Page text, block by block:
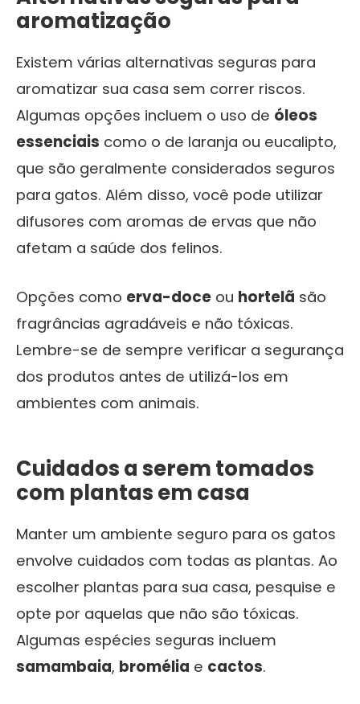
aromatização
Existem várias alternativas seguras para
aromatizar sua casa sem correr riscos.
Algumas opções incluem o uso de óleos
essenciais como o de laranja ou eucalipto,
que são geralmente considerados seguros
para gatos. Além disso, você pode utilizar
difusores com aromas de ervas que não
afetam a saúde dos felinos.
Opções como erva-doce ou hortelã são
fragrâncias agradáveis e não tóxicas.
Lembre-se de sempre verificar a segurança
dos produtos antes de utilizá-los em
ambientes com animais.
Cuidados a serem tomados
com plantas em casa
Manter um ambiente seguro para os gatos
envolve cuidados com todas as plantas. Ao
escolher plantas para sua casa, pesquise e
opte por aquelas que não são tóxicas.
Algumas espécies seguras incluem
samambaia, bromélia e cactos.